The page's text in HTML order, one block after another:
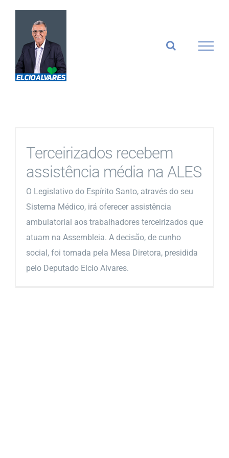
conteúdo
Terceirizados recebem
assistência média na ALES
O Legislativo do Espírito Santo, através do seu
Sistema Médico, irá oferecer assistência
ambulatorial aos trabalhadores terceirizados que
atuam na Assembleia. A decisão, de cunho
social, foi tomada pela Mesa Diretora, presidida
pelo Deputado Elcio Alvares.